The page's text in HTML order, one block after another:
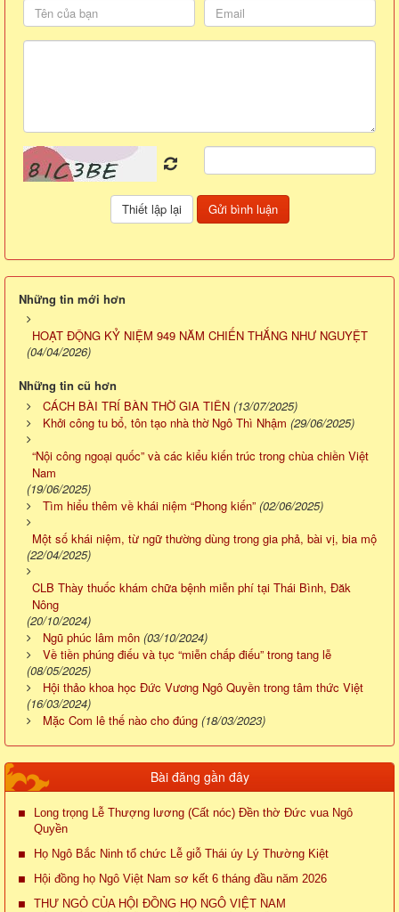
Những tin mới hơn
HOẠT ĐỘNG KỶ NIỆM 949 NĂM CHIẾN THẮNG NHƯ NGUYỆT
(04/04/2026)
Những tin cũ hơn
CÁCH BÀI TRÍ BÀN THỜ GIA TIÊN (13/07/2025)
Khởi công tu bổ, tôn tạo nhà thờ Ngô Thì Nhậm (29/06/2025)
“Nội công ngoại quốc” và các kiểu kiến trúc trong chùa chiền Việt
Nam
(19/06/2025)
Tìm hiểu thêm về khái niệm “Phong kiến” (02/06/2025)
Một số khái niệm, từ ngữ thường dùng trong gia phả, bài vị, bia mộ
(22/04/2025)
CLB Thày thuốc khám chữa bệnh miễn phí tại Thái Bình, Đăk
Nông
(20/10/2024)
Ngũ phúc lâm môn (03/10/2024)
Về tiền phúng điếu và tục “miễn chấp điếu” trong tang lễ
(08/05/2025)
Hội thảo khoa học Đức Vương Ngô Quyền trong tâm thức Việt
(16/03/2024)
Mặc Com lê thế nào cho đúng (18/03/2023)
Bài đăng gần đây
Long trọng Lễ Thượng lương (Cất nóc) Đền thờ Đức vua Ngô
Quyền
Họ Ngô Bắc Ninh tổ chức Lễ giỗ Thái úy Lý Thường Kiệt
Hội đồng họ Ngô Việt Nam sơ kết 6 tháng đầu năm 2026
THƯ NGỎ CỦA HỘI ĐỒNG HỌ NGÔ VIỆT NAM